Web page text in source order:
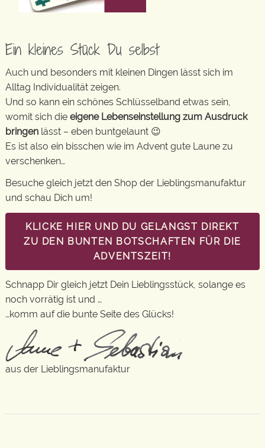
Ein kleines Stück Du selbst
Auch und besonders mit kleinen Dingen lässt sich im
Alltag Individualität zeigen.
Und so kann ein schönes Schlüsselband etwas sein,
womit sich die eigene Lebenseinstellung zum Ausdruck
bringen lässt – eben buntgelaunt 😉
Es ist also ein bisschen wie im Advent gute Laune zu
verschenken…
Besuche gleich jetzt den Shop der Lieblingsmanufaktur
und schau Dich um!
KLICKE HIER UND DU GELANGST DIREKT
ZU DEN BUNTEN BOTSCHAFTEN FÜR DIE
ADVENTSZEIT!
Schnapp Dir gleich jetzt Dein Lieblingsstück, solange es
noch vorrätig ist und …
…komm auf die bunte Seite des Glücks!
aus der Lieblingsmanufaktur